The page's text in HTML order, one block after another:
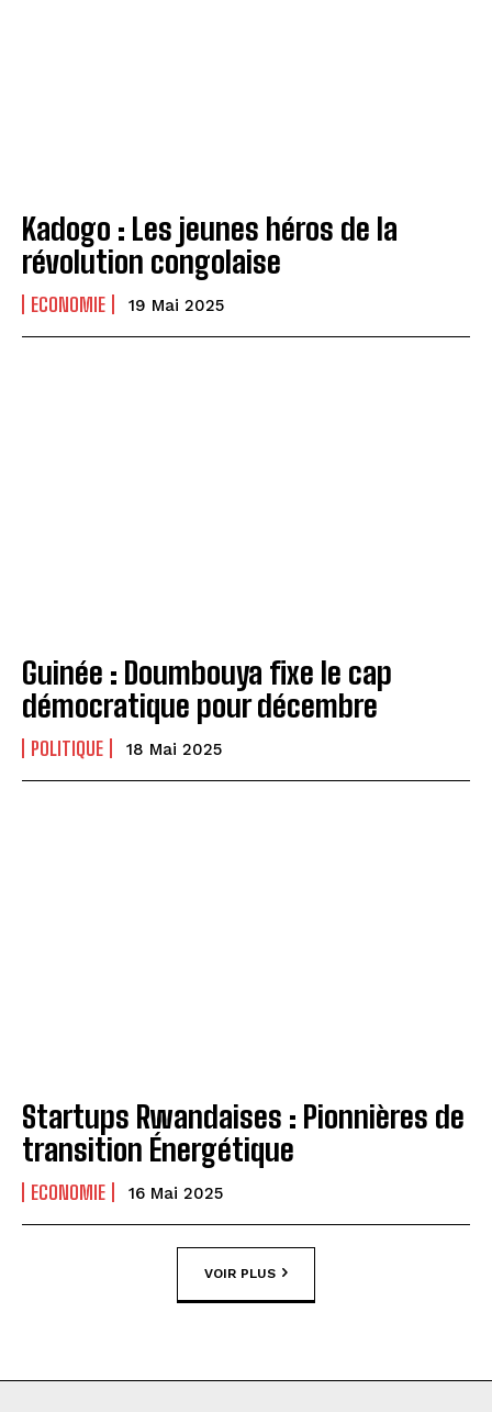
Kadogo : Les jeunes héros de la
révolution congolaise
ECONOMIE 19 Mai 2025
Guinée : Doumbouya fixe le cap
démocratique pour décembre
POLITIQUE 18 Mai 2025
Startups Rwandaises : Pionnières de
transition Énergétique
ECONOMIE 16 Mai 2025
VOIR PLUS